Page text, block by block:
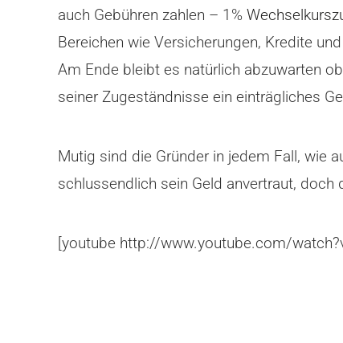
auch Gebühren zahlen – 1%
Bereichen wie Versicherungen, Kredite
Am Ende bleibt es natürlich abzuwarten
seiner Zugeständnisse ein einträgliches
Mutig sind die Gründer in jedem Fall, wie
schlussendlich sein Geld anvertraut, doch
[youtube http://www.youtube.com/